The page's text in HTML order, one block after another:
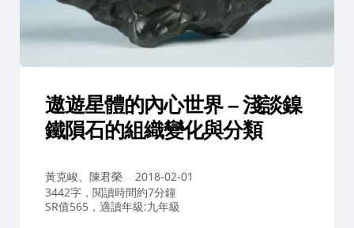
遨遊星體的內心世界 – 淺談鎳
鐵隕石的組織變化與分類
作
者：
黃克峻、陳君榮
2018-02-01
3442字，閱讀時間約7分鐘
SR值565，適讀年級:九年級